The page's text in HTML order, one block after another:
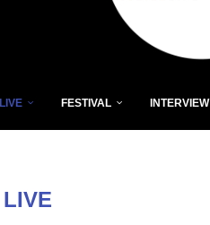
LIVE FESTIVAL INTERVIEW
LIVE